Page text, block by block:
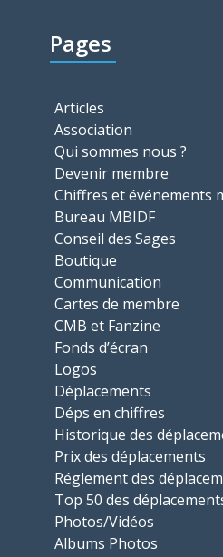
Pages
Articles
Association
Qui sommes nous ?
Devenir membre
Chiffres et événements
Bureau MBIDF
Conseil des Sages
Boutique
Communication
Cartes de membre
CMB et Fanzine
Fonds d’écran
Logos
Déplacements
Déps en chiffres
Historique des
Prix des déplacements
Réglement des
Top 50 des
Photos/Vidéos
Albums Photos